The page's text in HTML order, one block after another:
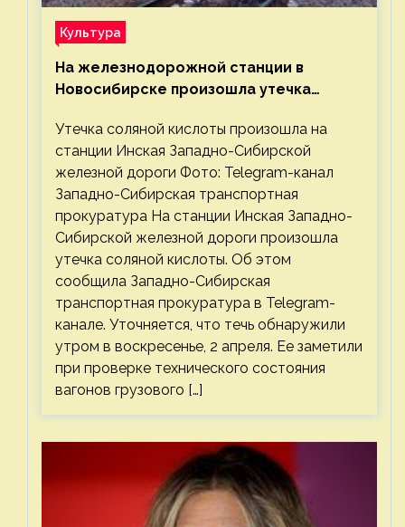
Культура
На железнодорожной станции в
Новосибирске произошла утечка
Утечка соляной кислоты произошла на
станции Инская Западно-Сибирской
железной дороги Фото: Telegram-канал
Западно-Сибирская транспортная
прокуратура На станции Инская Западно-
Сибирской железной дороги произошла
утечка соляной кислоты. Об этом
сообщила Западно-Сибирская
транспортная прокуратура в Telegram-
канале. Уточняется, что течь обнаружили
утром в воскресенье, 2 апреля. Ее заметили
при проверке технического состояния
вагонов грузового […]